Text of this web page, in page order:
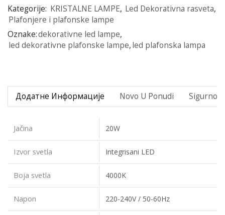
Kategorije: KRISTALNE LAMPE, Led Dekorativna rasveta,
Plafonjere i plafonske lampe
Oznake:dekorativne led lampe,
led dekorativne plafonske lampe,led plafonska lampa
Додатне Информације Novo U Ponudi Sigurno
Jačina 20W
Izvor svetla Integrisani LED
Boja svetla 4000K
Napon 220-240V / 50-60Hz